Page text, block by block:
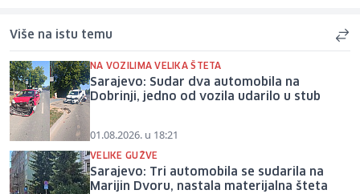
Više na istu temu
NA VOZILIMA VELIKA ŠTETA
Sarajevo: Sudar dva automobila na
Dobrinji, jedno od vozila udarilo u stub
01.08.2026. u 18:21
VELIKE GUŽVE
Sarajevo: Tri automobila se sudarila na
Marijin Dvoru, nastala materijalna šteta